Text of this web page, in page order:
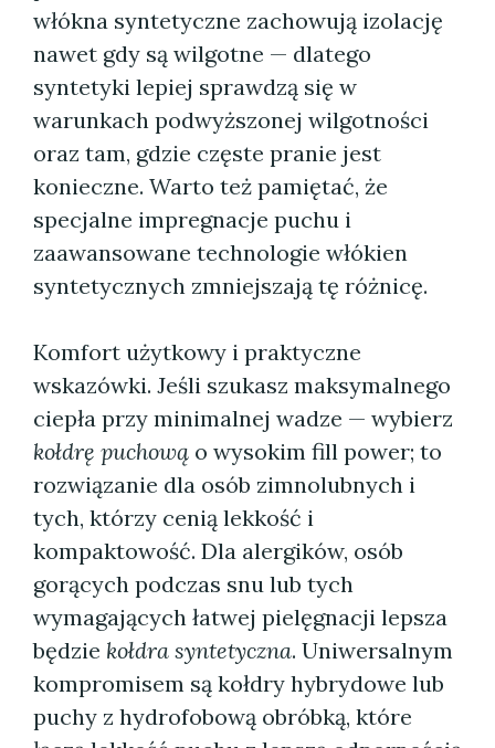
włókna syntetyczne zachowują izolację
nawet gdy są wilgotne — dlatego
syntetyki lepiej sprawdzą się w
warunkach podwyższonej wilgotności
oraz tam, gdzie częste pranie jest
konieczne. Warto też pamiętać, że
specjalne impregnacje puchu i
zaawansowane technologie włókien
syntetycznych zmniejszają tę różnicę.
Komfort użytkowy i praktyczne
wskazówki. Jeśli szukasz maksymalnego
ciepła przy minimalnej wadze — wybierz
kołdrę puchową o wysokim fill power; to
rozwiązanie dla osób zimnolubnych i
tych, którzy cenią lekkość i
kompaktowość. Dla alergików, osób
gorących podczas snu lub tych
wymagających łatwej pielęgnacji lepsza
będzie kołdra syntetyczna. Uniwersalnym
kompromisem są kołdry hybrydowe lub
puchy z hydrofobową obróbką, które